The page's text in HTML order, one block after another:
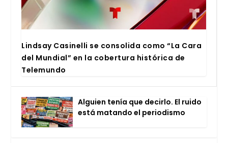
Lind­say Casi­ne­lli se con­so­li­da como “La Cara
del Mun­dial” en la cober­tu­ra his­tó­ri­ca de
Tele­mun­do
Alguien tenía que decir­lo. El rui­do
está matan­do el perio­dis­mo